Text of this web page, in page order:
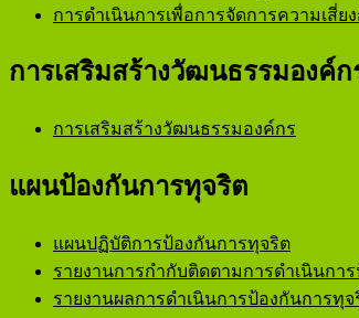
การดำเนินการเพื่อการจัดการความเสี่ย
การเสริมสร้างวัฒนธรรมองค์ก
การเสริมสร้างวัฒนธรรมองค์กร
แผนป้องกันการทุจริต
แผนปฏิบัติการป้องกันการทุจริต
รายงานการกำกับติดตามการดำเนินกา
รายงานผลการดำเนินการป้องกันการทุจ